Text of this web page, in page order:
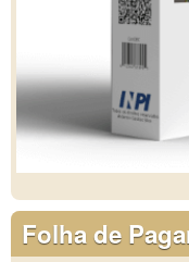
Folha de